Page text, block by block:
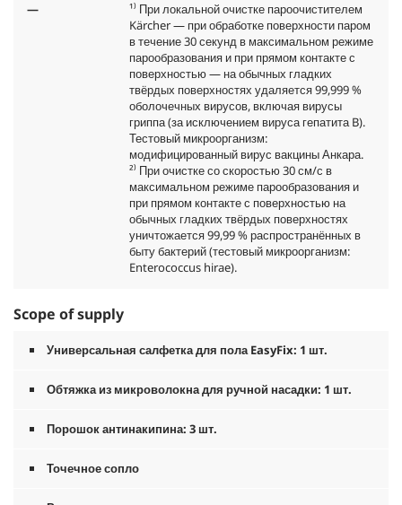
—
¹⁾ При локальной очистке пароочистителем
Kärcher — при обработке поверхности паром
в течение 30 секунд в максимальном режиме
парообразования и при прямом контакте с
поверхностью — на обычных гладких
твёрдых поверхностях удаляется 99,999 %
оболочечных вирусов, включая вирусы
гриппа (за исключением вируса гепатита B).
Тестовый микроорганизм:
модифицированный вирус вакцины Анкара.
²⁾ При очистке со скоростью 30 см/с в
максимальном режиме парообразования и
при прямом контакте с поверхностью на
обычных гладких твёрдых поверхностях
уничтожается 99,99 % распространённых в
быту бактерий (тестовый микроорганизм:
Enterococcus hirae).
Scope of supply
Универсальная салфетка для полаEasyFix: 1 шт.
Обтяжка из микроволокна для ручной насадки: 1 шт.
Порошок антинакипина: 3 шт.
Точечное сопло